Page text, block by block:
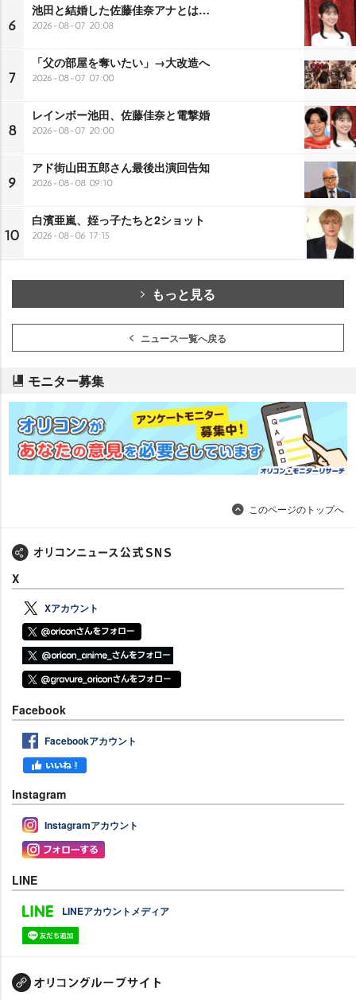
6
池田と結婚した佐藤佳奈アナとは…
2026-08-07 20:08
7
「父の部屋を奪いたい」→大改造へ
2026-08-07 07:00
8
レインボー池田、佐藤佳奈と電撃婚
2026-08-07 20:00
9
アド街山田五郎さん最後出演回告知
2026-08-08 09:10
10
白濱亜嵐、姪っ子たちと2ショット
2026-08-06 17:15
もっと見る
ニュース一覧へ戻る
モニター募集
このページのトップへ
X
Xアカウント
Facebook
Facebookアカウント
Instagram
Instagramアカウント
LINE
LINEアカウントメディア